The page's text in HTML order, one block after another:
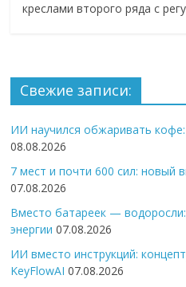
креслами второго ряда с
Свежие записи:
ИИ научился обжаривать
08.08.2026
7 мест и почти 600 сил: новый
07.08.2026
Вместо батареек —
энергии 07.08.2026
ИИ вместо инструкций:
KeyFlowAI 07.08.2026